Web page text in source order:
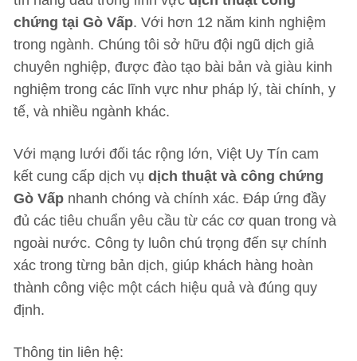
chứng tại Gò Vấp. Với hơn 12 năm kinh nghiệm
trong ngành. Chúng tôi sở hữu đội ngũ dịch giả
chuyên nghiệp, được đào tạo bài bản và giàu kinh
nghiệm trong các lĩnh vực như pháp lý, tài chính, y
tế, và nhiều ngành khác.
Với mạng lưới đối tác rộng lớn, Việt Uy Tín cam
kết cung cấp dịch vụ dịch thuật và công chứng
Gò Vấp nhanh chóng và chính xác. Đáp ứng đầy
đủ các tiêu chuẩn yêu cầu từ các cơ quan trong và
ngoài nước. Công ty luôn chú trọng đến sự chính
xác trong từng bản dịch, giúp khách hàng hoàn
thành công việc một cách hiệu quả và đúng quy
định.
Thông tin liên hệ: